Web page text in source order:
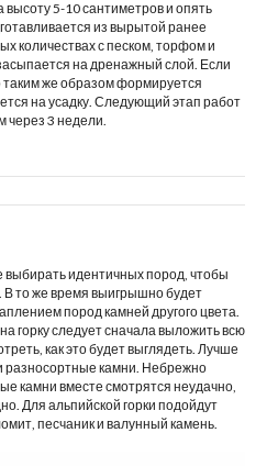
5-10 сантиметров и опять
из вырытой ранее
количествах с песком, торфом и
на дренажный слой. Если
таким же образом формируется
на усадку. Следующий этап работ
через 3 недели.
идентичных пород, чтобы
В то же время выигрышно будет
пород камней другого цвета.
горку следует сначала выложить всю
как это будет выглядеть. Лучше
разносортные камни. Небрежно
камни вместе смотрятся неудачно,
Для альпийской горки подойдут
песчаник и валунный камень.